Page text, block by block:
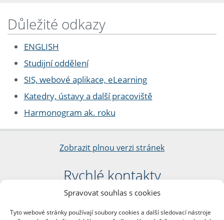
Spravovat souhlas s cookies
Tyto webové stránky používají soubory cookies a další sledovací nástroje
Důležité odkazy
ENGLISH
Studijní oddělení
SIS, webové aplikace, eLearning
Katedry, ústavy a další pracoviště
Harmonogram ak. roku
Zobrazit plnou verzi stránek
Rychlé kontakty
Filozofická fakulta
nám. Jana Palacha 1/2